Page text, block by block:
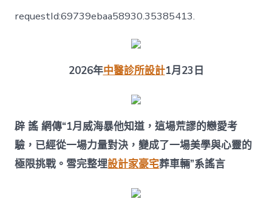
JIUYI
俱
設
｜
關
于
草
莓
requestId:69739ebaa58930.35385413.
2026年中醫診所設計1月23日
辟 謠 網傳“1月威海暴他知道，這場荒謬的戀愛考
驗，已經從一場力量對決，變成了一場美學與心靈的
極限挑戰。雪完整埋設計家豪宅葬車輛”系謠言